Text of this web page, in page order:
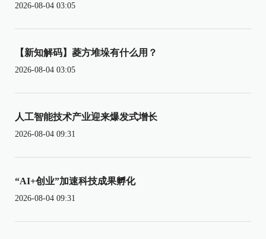
2026-08-04 03:05
【新知解码】菱方堆垛有什么用？
2026-08-04 03:05
人工智能技术产业迎来爆发式增长
2026-08-04 09:31
“AI+创业”加速科技成果孵化
2026-08-04 09:31